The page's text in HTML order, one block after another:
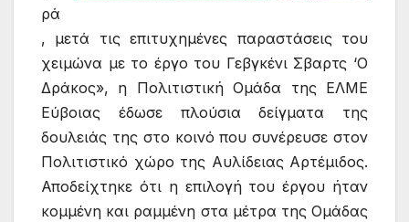
ρά
, μετά τις επιτυχημένες παραστάσεις του
χειμώνα με το έργο του Γεβγκένι Σβαρτς ‘Ο
Δράκος», η Πολιτιστική Ομάδα της ΕΛΜΕ
Εύβοιας έδωσε πλούσια δείγματα της
δουλειάς της στο κοινό που συνέρευσε στον
Πολιτιστικό χώρο της Αυλίδειας Αρτέμιδος.
Αποδείχτηκε ότι η επιλογή του έργου ήταν
κομμένη και ραμμένη στα μέτρα της Ομάδας